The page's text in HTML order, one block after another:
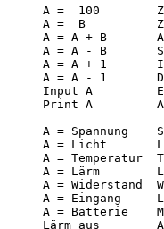
A =  100
A =  B
A = A + B
A = A - B
A = A + 1
A = A - 1
Input A
Print A
A = Spannung
A = Licht
A = Temperatur
A = Lärm
A = Widerstand
A = Eingang
A = Batterie